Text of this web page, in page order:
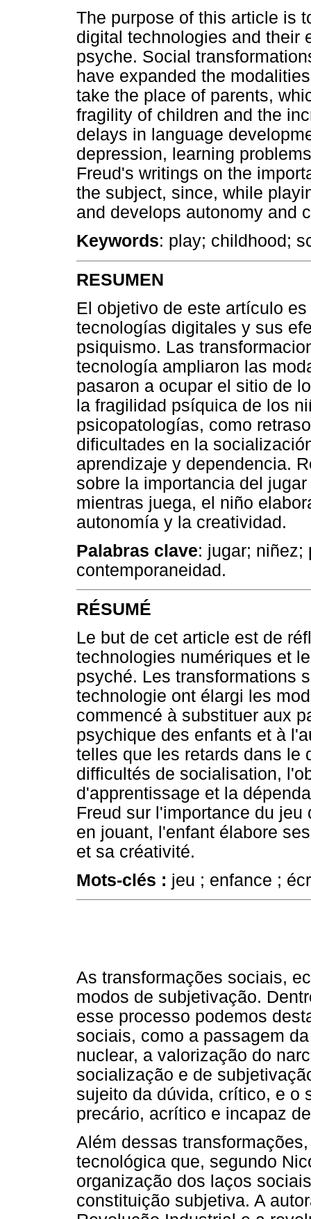
The purpose of this article is
digital technologies and their
psyche. Social
have expanded the
take the place of parents,
fragility of children and the
delays in language
depression, learning
Freud's writings on the
the subject, since, while
and develops autonomy and
Keywords: play; childhood;
RESUMEN
El objetivo de este artículo
tecnologías digitales y sus
psiquismo. Las
tecnología ampliaron las
pasaron a ocupar el sitio de
la fragilidad psíquica de los
psicopatologías, como
dificultades en la
aprendizaje y dependencia.
sobre la importancia del
mientras juega, el niño
autonomía y la creatividad.
Palabras clave: jugar; niñez;
contemporaneidad.
RÉSUMÉ
Le but de cet article est de
technologies numériques et
psyché. Les transformations
technologie ont élargi les
commencé à substituer aux
psychique des enfants et à
telles que les retards dans le
difficultés de socialisation,
d'apprentissage et la
Freud sur l'importance du
en jouant, l'enfant élabore
et sa créativité.
Mots-clés : jeu ; enfance ;
As transformações sociais,
modos de subjetivação.
esse processo podemos
sociais, como a passagem
nuclear, a valorização do
socialização e de
sujeito da dúvida, crítico, e o
precário, acrítico e incapaz
Além dessas
tecnológica que, segundo
organização dos laços
constituição subjetiva. A